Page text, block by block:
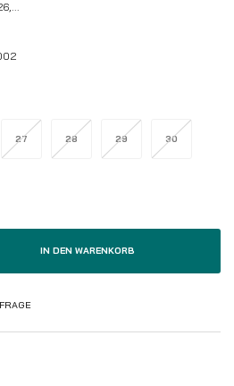
27 28 29 30
IN DEN WARENKORB